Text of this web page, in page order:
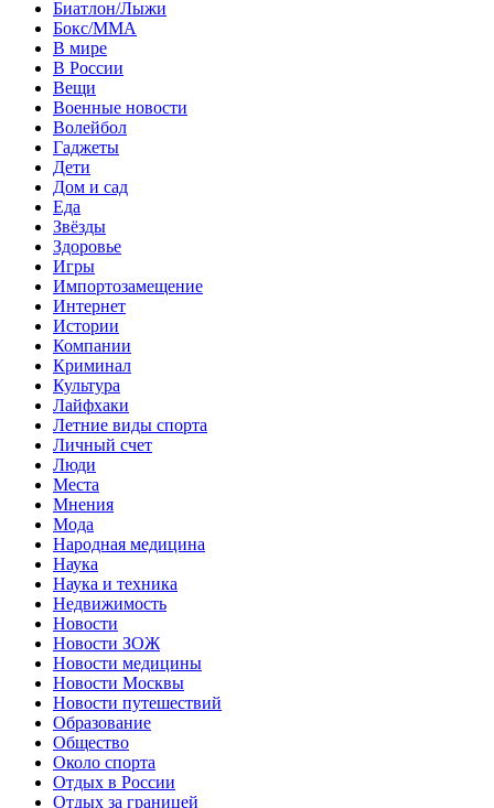
Биатлон/Лыжи
Бокс/MMA
В мире
В России
Вещи
Военные новости
Волейбол
Гаджеты
Дети
Дом и сад
Еда
Звёзды
Здоровье
Игры
Импортозамещение
Интернет
Истории
Компании
Криминал
Культура
Лайфхаки
Летние виды спорта
Личный счет
Люди
Места
Мнения
Мода
Народная медицина
Наука
Наука и техника
Недвижимость
Новости
Новости ЗОЖ
Новости медицины
Новости Москвы
Новости путешествий
Образование
Общество
Около спорта
Отдых в России
Отдых за границей